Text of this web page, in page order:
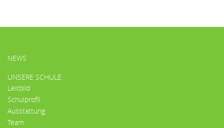
HAUPTMENÜ
NEWS
UNSERE SCHULE
Leitbild
Schulprofil
Ausstattung
Team